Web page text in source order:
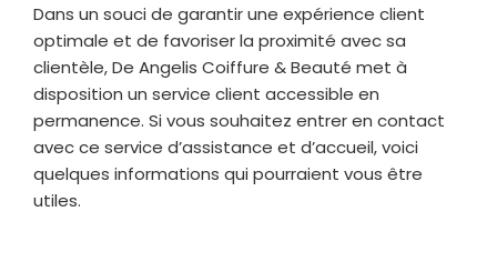
Dans un souci de garantir une expérience client
optimale et de favoriser la proximité avec sa
clientèle, De Angelis Coiffure & Beauté met à
disposition un service client accessible en
permanence. Si vous souhaitez entrer en contact
avec ce service d’assistance et d’accueil, voici
quelques informations qui pourraient vous être
utiles.